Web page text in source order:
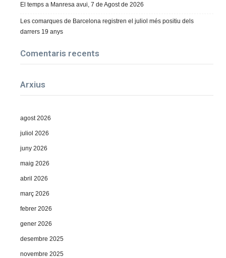
El temps a Manresa avui, 7 de Agost de 2026
Les comarques de Barcelona registren el juliol més positiu dels
darrers 19 anys
Comentaris recents
Arxius
agost 2026
juliol 2026
juny 2026
maig 2026
abril 2026
març 2026
febrer 2026
gener 2026
desembre 2025
novembre 2025